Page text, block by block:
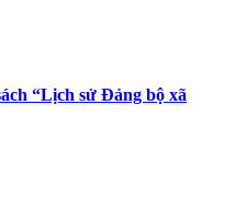
“Lịch sử Đảng bộ xã